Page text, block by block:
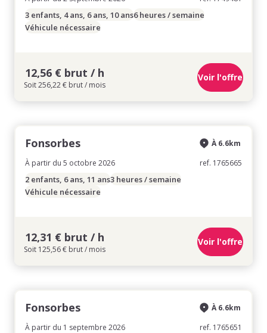
3 enfants, 4 ans, 6 ans, 10 ans6 heures / semaine
Véhicule nécessaire
12,56 € brut / h
Soit 256,22 € brut / mois
Voir l'offre
Fonsorbes
À partir du 5 octobre 2026
À 6.6km
ref. 1765665
2 enfants, 6 ans, 11 ans3 heures / semaine
Véhicule nécessaire
12,31 € brut / h
Soit 125,56 € brut / mois
Voir l'offre
Fonsorbes
À partir du 1 septembre 2026
À 6.6km
ref. 1765651